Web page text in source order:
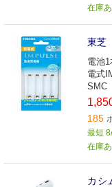
在庫あ
東芝
電池
電式
SMC
185
最短
在庫あ
カシ